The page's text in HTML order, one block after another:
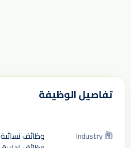
تفاصيل الوظيفة
Industry وظائف نسائية